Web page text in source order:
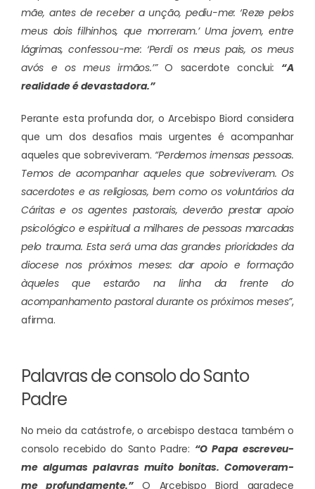
mãe, antes de receber a unção, pediu-me: ‘Reze pelos
meus dois filhinhos, que morreram.’ Uma jovem, entre
lágrimas, confessou-me: ‘Perdi os meus pais, os meus
avós e os meus irmãos.’”O sacerdote conclui: “A
realidade é devastadora.”
Perante esta profunda dor, o Arcebispo Biord considera
que um dos desafios mais urgentes é acompanhar
aqueles que sobreviveram. “Perdemos imensas pessoas.
Temos de acompanhar aqueles que sobreviveram. Os
sacerdotes e as religiosas, bem como os voluntários da
Cáritas e os agentes pastorais, deverão prestar apoio
psicológico e espiritual a milhares de pessoas marcadas
pelo trauma. Esta será uma das grandes prioridades da
diocese nos próximos meses: dar apoio e formação
àqueles que estarão na linha da frente do
acompanhamento pastoral durante os próximos meses”,
afirma.
Palavras de consolo do Santo
Padre
No meio da catástrofe, o arcebispo destaca também o
consolo recebido do Santo Padre: “O Papa escreveu-
me algumas palavras muito bonitas. Comoveram-
me profundamente.”
O Arcebispo Biord agradece